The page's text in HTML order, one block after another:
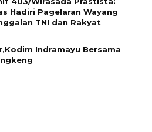
Hadiri Pagelaran Wayang
TNI dan Rakyat
Indramayu Bersama